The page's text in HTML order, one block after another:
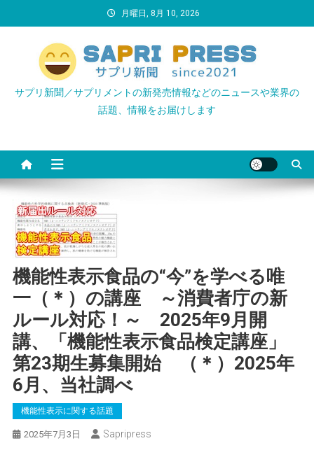
to
月曜日, 8月 10, 2026
サプリ新聞／サプリメントの新発売情報などのニュースや業界の
話題、情報をお届けします
機能性表示食品の“今”を学べる唯
一（＊）の講座 ～消費者庁の新
ルール対応！～ 2025年9月開
講、「機能性表示食品検定講座」
第23期生募集開始 （＊）2025年
6月、当社調べ
機能性表示に関する話題
2025年7月3日 Sapripress